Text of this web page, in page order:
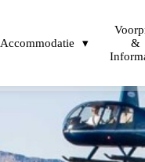
Accommodatie
&